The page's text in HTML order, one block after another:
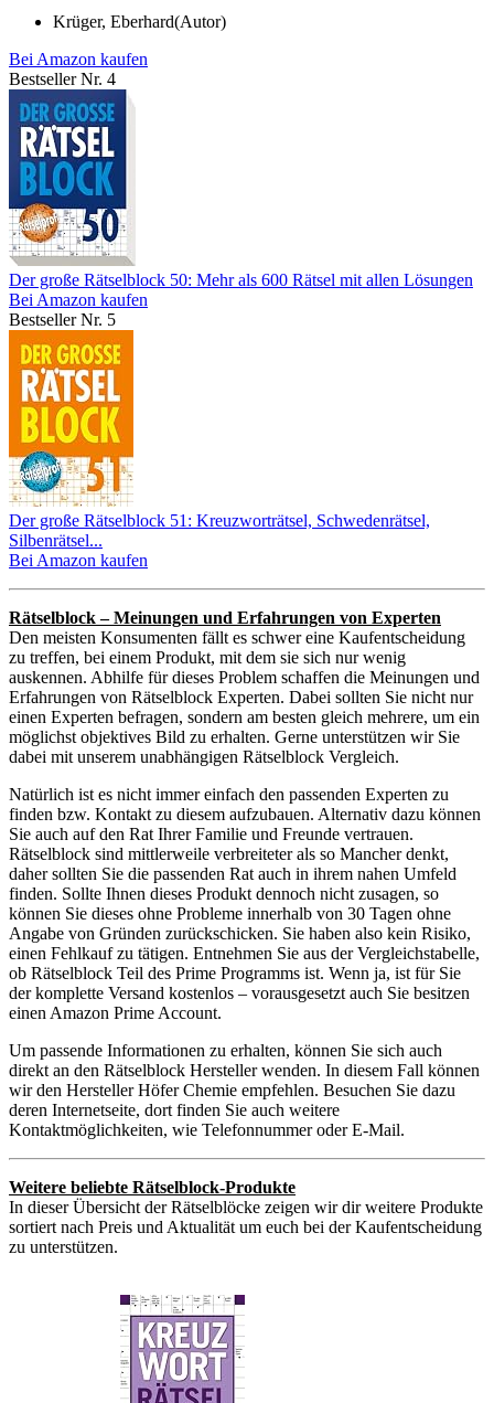
Krüger, Eberhard(Autor)
Bei Amazon kaufen
Bestseller Nr. 4
Der große Rätselblock 50: Mehr als 600 Rätsel mit allen Lösungen
Bei Amazon kaufen
Bestseller Nr. 5
Der große Rätselblock 51: Kreuzworträtsel, Schwedenrätsel,
Silbenrätsel...
Bei Amazon kaufen
Rätselblock – Meinungen und Erfahrungen von Experten
Den meisten Konsumenten fällt es schwer eine Kaufentscheidung
zu treffen, bei einem Produkt, mit dem sie sich nur wenig
auskennen. Abhilfe für dieses Problem schaffen die Meinungen und
Erfahrungen von Rätselblock Experten. Dabei sollten Sie nicht nur
einen Experten befragen, sondern am besten gleich mehrere, um ein
möglichst objektives Bild zu erhalten. Gerne unterstützen wir Sie
dabei mit unserem unabhängigen Rätselblock Vergleich.
Natürlich ist es nicht immer einfach den passenden Experten zu
finden bzw. Kontakt zu diesem aufzubauen. Alternativ dazu können
Sie auch auf den Rat Ihrer Familie und Freunde vertrauen.
Rätselblock sind mittlerweile verbreiteter als so Mancher denkt,
daher sollten Sie die passenden Rat auch in ihrem nahen Umfeld
finden. Sollte Ihnen dieses Produkt dennoch nicht zusagen, so
können Sie dieses ohne Probleme innerhalb von 30 Tagen ohne
Angabe von Gründen zurückschicken. Sie haben also kein Risiko,
einen Fehlkauf zu tätigen. Entnehmen Sie aus der Vergleichstabelle,
ob Rätselblock Teil des Prime Programms ist. Wenn ja, ist für Sie
der komplette Versand kostenlos – vorausgesetzt auch Sie besitzen
einen Amazon Prime Account.
Um passende Informationen zu erhalten, können Sie sich auch
direkt an den Rätselblock Hersteller wenden. In diesem Fall können
wir den Hersteller Höfer Chemie empfehlen. Besuchen Sie dazu
deren Internetseite, dort finden Sie auch weitere
Kontaktmöglichkeiten, wie Telefonnummer oder E-Mail.
Weitere beliebte Rätselblock-Produkte
In dieser Übersicht der Rätselblöcke zeigen wir dir weitere Produkte
sortiert nach Preis und Aktualität um euch bei der Kaufentscheidung
zu unterstützen.